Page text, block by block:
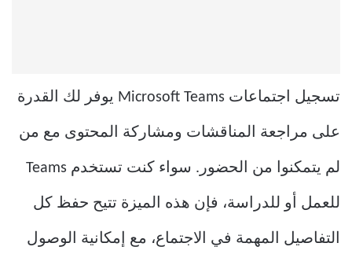
تسجيل اجتماعات Microsoft Teams يوفر لك القدرة
على مراجعة المناقشات ومشاركة المحتوى مع من
لم يتمكنوا من الحضور. سواء كنت تستخدم Teams
للعمل أو للدراسة، فإن هذه الميزة تتيح حفظ كل
التفاصيل المهمة في الاجتماع، مع إمكانية الوصول